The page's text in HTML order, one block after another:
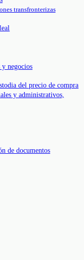
transfronterizas
y negocios
del precio de compra
y administrativos,
de documentos